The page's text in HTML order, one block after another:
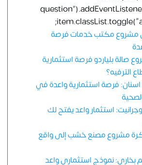
مشروع مكتب خدمات فرصة
صالة بلياردو فرصة استثمارية
الترفيه؟
فرصة استثمارية واعدة في
استثمار واعد يفتح لك
مشروع مصنع خشب إلى واقع
نموذج استثماري واعد